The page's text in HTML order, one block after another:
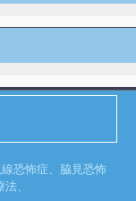
恐怖症、脇見恐怖
、